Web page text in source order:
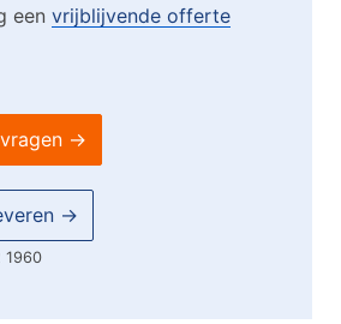
een vrijblijvende offerte
→
→
1960